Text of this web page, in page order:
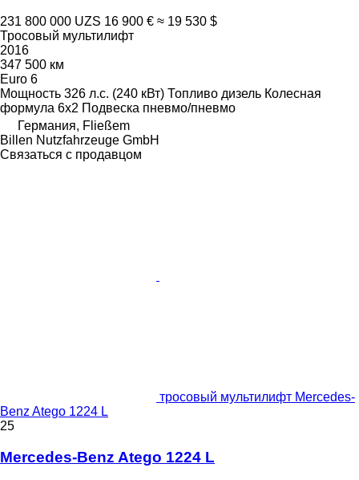
231 800 000 UZS 16 900 € ≈ 19 530 $
Тросовый мультилифт
2016
347 500 км
Euro 6
Мощность 326 л.с. (240 кВт) Топливо дизель Колесная
формула 6x2 Подвеска пневмо/пневмо
Германия, Fließem
Billen Nutzfahrzeuge GmbH
Связаться с продавцом
тросовый мультилифт Mercedes-
Benz Atego 1224 L
25
Mercedes-Benz Atego 1224 L